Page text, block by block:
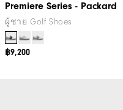
Premiere Series - Packard
ผู้ชาย Golf Shoes
฿9,200